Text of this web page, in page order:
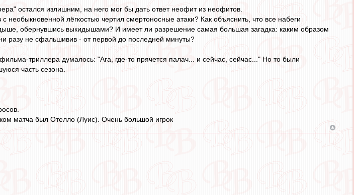
остался излишним, на него мог бы дать ответ неофит из неофитов.
необыкновенной лёгкостью чертил смертоносные атаки? Как объяснить, что все набеги
обернувшись выкидышами? И имеет ли разрешение самая большая загадка: каким образом
разу не сфальшивив - от первой до последней минуты?
триллера думалось: "Ага, где-то прячется палач... и сейчас, сейчас..." Но то были
часть сезона.
матча был Отелло (Луис). Очень большой игрок